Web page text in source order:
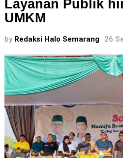
Layanan Publik
UMKM
by Redaksi Halo Semarang 26